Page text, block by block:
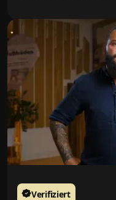
Verifiziert